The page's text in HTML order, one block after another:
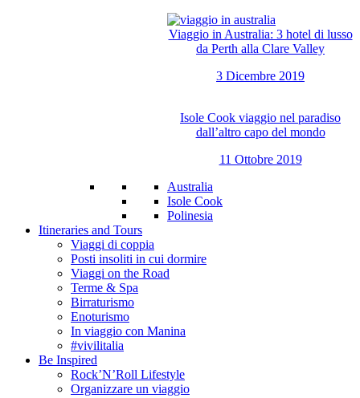
Viaggio in Australia: 3 hotel di lusso
da Perth alla Clare Valley
3 Dicembre 2019
Isole Cook viaggio nel paradiso
dall’altro capo del mondo
11 Ottobre 2019
Australia
Isole Cook
Polinesia
Itineraries and Tours
Viaggi di coppia
Posti insoliti in cui dormire
Viaggi on the Road
Terme & Spa
Birraturismo
Enoturismo
In viaggio con Manina
#vivilitalia
Be Inspired
Rock’N’Roll Lifestyle
Organizzare un viaggio